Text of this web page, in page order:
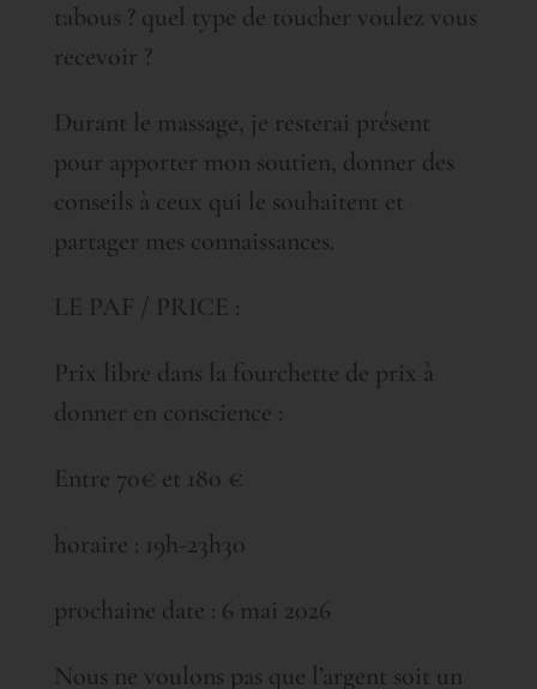
tabous ? quel type de toucher voulez vous
recevoir ?
Durant le massage, je resterai présent
pour apporter mon soutien, donner des
conseils à ceux qui le souhaitent et
partager mes connaissances.
LE PAF / PRICE :
Prix libre dans la fourchette de prix à
donner en conscience :
Entre 70€ et 180 €
horaire : 19h-23h30
prochaine date : 6 mai 2026
Nous ne voulons pas que l’argent soit un